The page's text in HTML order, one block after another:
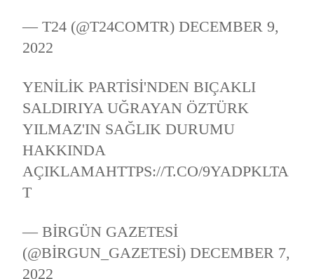
— T24 (@T24COMTR)DECEMBER 9,
2022
YENILIK PARTISI'NDEN BIÇAKLI
SALDIRIYA UĞRAYAN ÖZTÜRK
YILMAZ'IN SAĞLIK DURUMU
HAKKINDA
AÇIKLAMAHTTPS://T.CO/9YADPKLTA
T
— BIRGÜN GAZETESI
(@BIRGUN_GAZETESI)DECEMBER 7,
2022